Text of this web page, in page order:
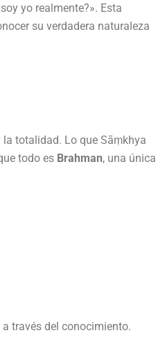
yo realmente?». Esta
su verdadera naturaleza
totalidad. Lo que Sāṃkhya
todo es Brahman, una única
través del conocimiento.